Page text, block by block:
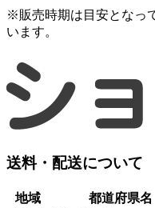
※販売時期は目安となっ
います。
送料・配送について
地域 都道府県名